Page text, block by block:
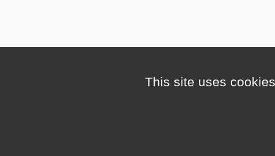
This site uses